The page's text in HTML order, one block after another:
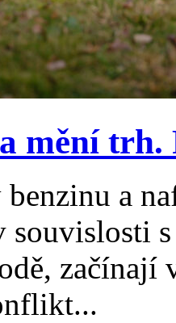
mění trh.
a
souvislosti
začínají